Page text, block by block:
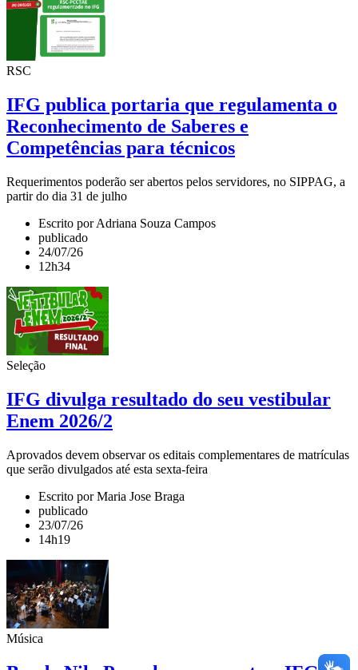
RSC
IFG publica portaria que regulamenta o
Reconhecimento de Saberes e
Competências para técnicos
Requerimentos poderão ser abertos pelos servidores, no SIPPAG, a
partir do dia 31 de julho
Escrito por Adriana Souza Campos
publicado
24/07/26
12h34
Seleção
IFG divulga resultado do seu vestibular
Enem 2026/2
Aprovados devem observar os editais complementares de matrículas
que serão divulgados até esta sexta-feira
Escrito por Maria Jose Braga
publicado
23/07/26
14h19
Música